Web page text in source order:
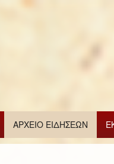
ΑΡΧΕΙΟ ΕΙΔΗΣΕΩΝ